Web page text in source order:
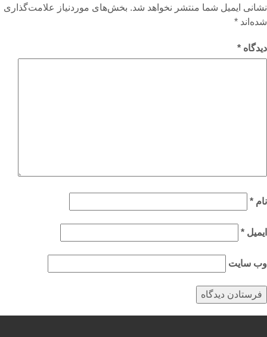
ایمیل شما منتشر نخواهد شد. بخش‌های موردنیاز علامت‌گذاری
*
*
*
*
سایت